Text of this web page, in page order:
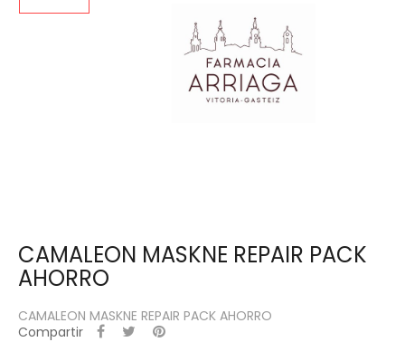
CAMALEON MASKNE REPAIR PACK
AHORRO
CAMALEON MASKNE REPAIR PACK AHORRO
Compartir